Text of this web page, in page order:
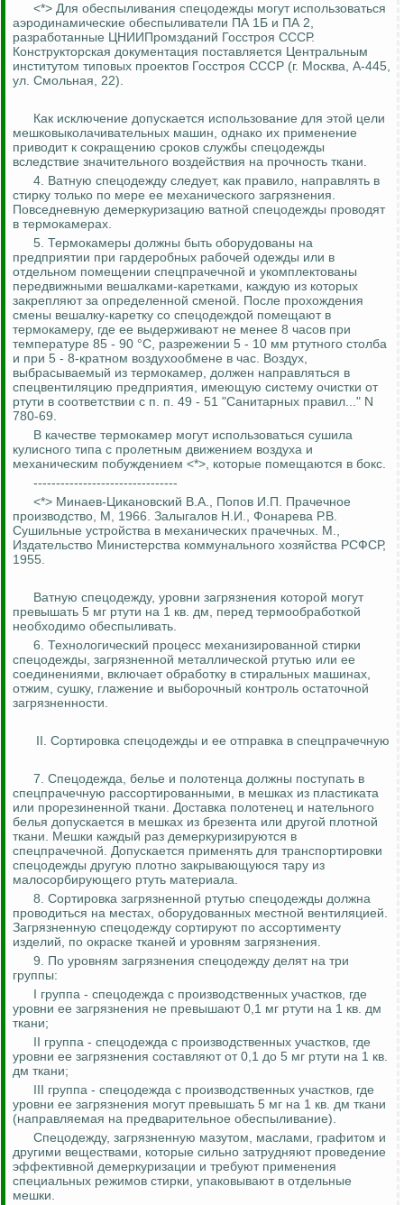
<*> Для обеспыливания спецодежды могут использоваться
аэродинамические обеспыливатели ПА 1Б и ПА 2,
разработанные ЦНИИПромзданий Госстроя СССР.
Конструкторская документация поставляется Центральным
институтом типовых проектов Госстроя СССР (г. Москва, А-445,
ул. Смольная, 22).
Как исключение допускается использование для этой цели
мешковыколачивательных машин, однако их применение
приводит к сокращению сроков службы спецодежды
вследствие значительного воздействия на прочность ткани.
4. Ватную спецодежду следует, как правило, направлять в
стирку только по мере ее механического загрязнения.
Повседневную демеркуризацию ватной спецодежды проводят
в термокамерах.
5. Термокамеры должны быть оборудованы на
предприятии при гардеробных рабочей одежды или в
отдельном помещении спецпрачечной и укомплектованы
передвижными вешалками-каретками, каждую из которых
закрепляют за определенной сменой. После прохождения
смены вешалку-каретку со спецодеждой помещают в
термокамеру, где ее выдерживают не менее 8 часов при
температуре 85 - 90 °C, разрежении 5 - 10 мм ртутного столба
и при 5 - 8-кратном воздухообмене в час. Воздух,
выбрасываемый из термокамер, должен направляться в
спецвентиляцию предприятия, имеющую систему очистки от
ртути в соответствии с п. п. 49 - 51 "Санитарных правил..." N
780-69.
В качестве термокамер могут использоваться сушила
кулисного типа с пролетным движением воздуха и
механическим побуждением <*>, которые помещаются в бокс.
--------------------------------
<*> Минаев-Цикановский В.А., Попов И.П. Прачечное
производство, М, 1966. Залыгалов Н.И., Фонарева Р.В.
Сушильные устройства в механических прачечных. М.,
Издательство Министерства коммунального хозяйства РСФСР,
1955.
Ватную спецодежду, уровни загрязнения которой могут
превышать 5 мг ртути на 1 кв. дм, перед термообработкой
необходимо обеспыливать.
6. Технологический процесс механизированной стирки
спецодежды, загрязненной металлической ртутью или ее
соединениями, включает обработку в стиральных машинах,
отжим, сушку, глажение и выборочный контроль остаточной
загрязненности.
II. Сортировка спецодежды и ее отправка в спецпрачечную
7. Спецодежда, белье и полотенца должны поступать в
спецпрачечную рассортированными, в мешках из пластиката
или прорезиненной ткани. Доставка полотенец и нательного
белья допускается в мешках из брезента или другой плотной
ткани. Мешки каждый раз демеркуризируются в
спецпрачечной. Допускается применять для транспортировки
спецодежды другую плотно закрывающуюся тару из
малосорбирующего ртуть материала.
8. Сортировка загрязненной ртутью спецодежды должна
проводиться на местах, оборудованных местной вентиляцией.
Загрязненную спецодежду сортируют по ассортименту
изделий, по окраске тканей и уровням загрязнения.
9. По уровням загрязнения спецодежду делят на три
группы:
I группа - спецодежда с производственных участков, где
уровни ее загрязнения не превышают 0,1 мг ртути на 1 кв. дм
ткани;
II группа - спецодежда с производственных участков, где
уровни ее загрязнения составляют от 0,1 до 5 мг ртути на 1 кв.
дм ткани;
III группа - спецодежда с производственных участков, где
уровни ее загрязнения могут превышать 5 мг на 1 кв. дм ткани
(направляемая на предварительное обеспыливание).
Спецодежду, загрязненную мазутом, маслами, графитом и
другими веществами, которые сильно затрудняют проведение
эффективной демеркуризации и требуют применения
специальных режимов стирки, упаковывают в отдельные
мешки.